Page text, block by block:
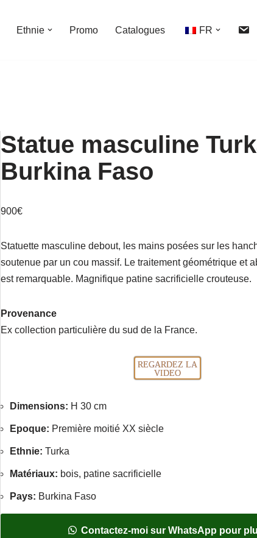
Ethnie Promo Catalogues FR
Statue masculine
Burkina Faso
900€
Statuette masculine debout, les mains posées sur les
soutenue par un cou massif. Le traitement géométrique et
est remarquable. Magnifique patine sacrificielle crouteuse.
Provenance
Ex collection particulière du sud de la France.
REGARDEZ LA
VIDEO
Dimensions: H 30 cm
Epoque: Première moitié XX siècle
Ethnie:Turka
Matériaux: bois, patine sacrificielle
Pays: Burkina Faso
Contactez-moi sur WhatsApp pour